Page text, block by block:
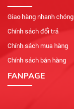
Giao hàng nhanh chóng
Chính sách đổi trả
Chính sách mua hàng
Chính sách bán hàng
FANPAGE